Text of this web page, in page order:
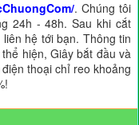
. Chúng tôi
24h - 48h. Sau khi cắt
hệ tới bạn. Thông tin
hiện, Giây bắt đầu và
thoại chỉ reo khoảng